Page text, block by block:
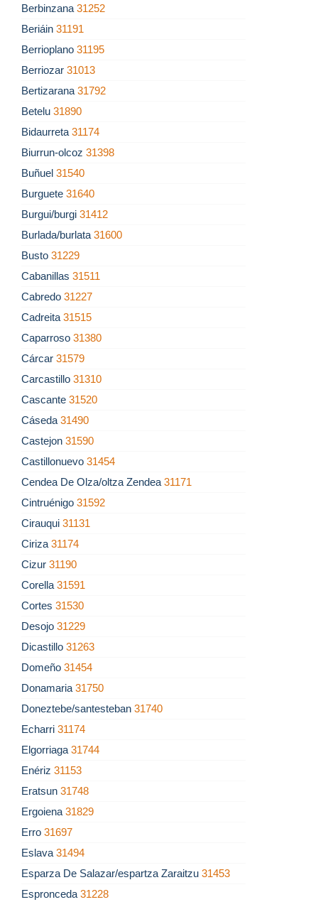
Berbinzana 31252
Beriáin 31191
Berrioplano 31195
Berriozar 31013
Bertizarana 31792
Betelu 31890
Bidaurreta 31174
Biurrun-olcoz 31398
Buñuel 31540
Burguete 31640
Burgui/burgi 31412
Burlada/burlata 31600
Busto 31229
Cabanillas 31511
Cabredo 31227
Cadreita 31515
Caparroso 31380
Cárcar 31579
Carcastillo 31310
Cascante 31520
Cáseda 31490
Castejon 31590
Castillonuevo 31454
Cendea De Olza/oltza Zendea 31171
Cintruénigo 31592
Cirauqui 31131
Ciriza 31174
Cizur 31190
Corella 31591
Cortes 31530
Desojo 31229
Dicastillo 31263
Domeño 31454
Donamaria 31750
Doneztebe/santesteban 31740
Echarri 31174
Elgorriaga 31744
Enériz 31153
Eratsun 31748
Ergoiena 31829
Erro 31697
Eslava 31494
Esparza De Salazar/espartza Zaraitzu 31453
Espronceda 31228